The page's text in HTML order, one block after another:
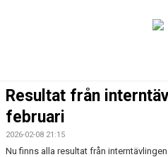
KLUBBKLÄDER
Resultat från
februari
2026-02-08 21:15
Nu finns alla resultat från